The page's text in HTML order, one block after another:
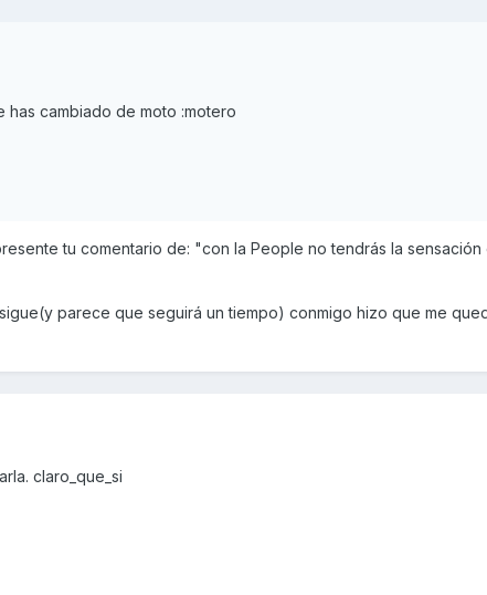
cambiado de moto :motero
tu comentario de: "con la People no tendrás la sensación
parece que seguirá un tiempo) conmigo hizo que me
claro_que_si